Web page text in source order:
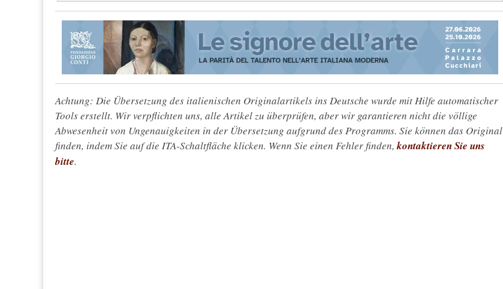
Achtung: Die Übersetzung des italienischen Originalartikels ins Deutsche wurde mit Hilfe automatischer
Tools erstellt. Wir verpflichten uns, alle Artikel zu überprüfen, aber wir garantieren nicht die völlige
Abwesenheit von Ungenauigkeiten in der Übersetzung aufgrund des Programms. Sie können das Original
finden, indem Sie auf die ITA-Schaltfläche klicken. Wenn Sie einen Fehler finden,kontaktieren Sie uns
bitte.